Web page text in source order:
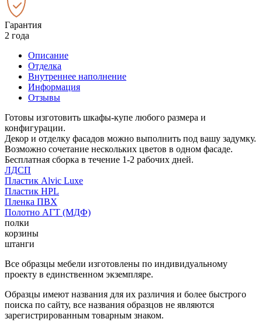
Гарантия
2 года
Описание
Отделка
Внутреннее наполнение
Информация
Отзывы
Готовы изготовить шкафы-купе любого размера и
конфигурации.
Декор и отделку фасадов можно выполнить под вашу задумку.
Возможно сочетание нескольких цветов в одном фасаде.
Бесплатная сборка в течение 1-2 рабочих дней.
ЛДСП
Пластик Alvic Luxe
Пластик HPL
Пленка ПВХ
Полотно АГТ (МДФ)
полки
корзины
штанги
Все образцы мебели изготовлены по индивидуальному
проекту в единственном экземпляре.
Образцы имеют названия для их различия и более быстрого
поиска по сайту, все названия образцов не являются
зарегистрированным товарным знаком.